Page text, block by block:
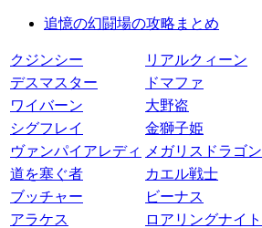
追憶の幻闘場の攻略まとめ
クジンシー
リアルクィーン
デスマスター
ドマファ
ワイバーン
大野盗
シグフレイ
金獅子姫
ヴァンパイアレディ
メガリスドラゴン
道を塞ぐ者
カエル戦士
ブッチャー
ビーナス
アラケス
ロアリングナイト